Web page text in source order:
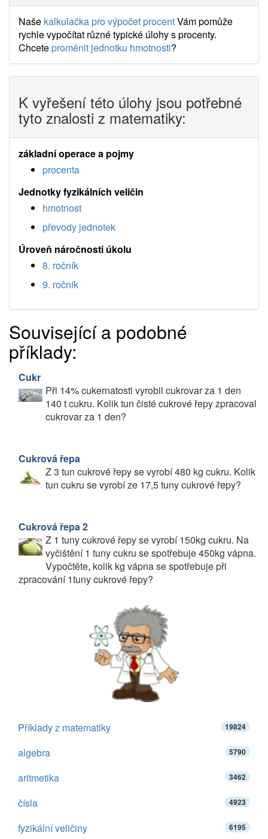
Naše kalkulačka pro výpočet procentVám pomůže
rychle vypočítat různé typické úlohy s procenty.
Chceteproměnit jednotku hmotnosti?
K vyřešení této úlohy jsou potřebné
tyto znalosti z matematiky:
základní operace a pojmy
procenta
Jednotky fyzikálních veličin
hmotnost
převody jednotek
Úroveň náročnosti úkolu
8. ročník
9. ročník
Související a podobné
příklady:
Cukr
Při 14% cukernatosti vyrobil cukrovar za 1 den
140 t cukru. Kolik tun čisté cukrové řepy zpracoval
cukrovar za 1 den?
Cukrová řepa
Z 3 tun cukrové řepy se vyrobí 480 kg cukru. Kolik
tun cukru se vyrobí ze 17,5 tuny cukrové řepy?
Cukrová řepa 2
Z 1 tuny cukrové řepy se vyrobí 150kg cukru. Na
vyčištění 1 tuny cukru se spotřebuje 450kg vápna.
Vypočtěte, kolik kg vápna se spotřebuje při
zpracování 1tuny cukrové řepy?
Příklady z matematiky 19824
algebra 5790
aritmetika 3462
čísla 4923
fyzikální veličiny 6195